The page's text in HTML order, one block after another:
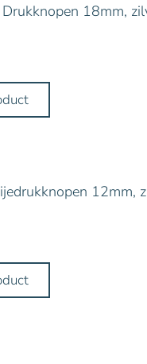
Drukknopen 18mm,
12mm,